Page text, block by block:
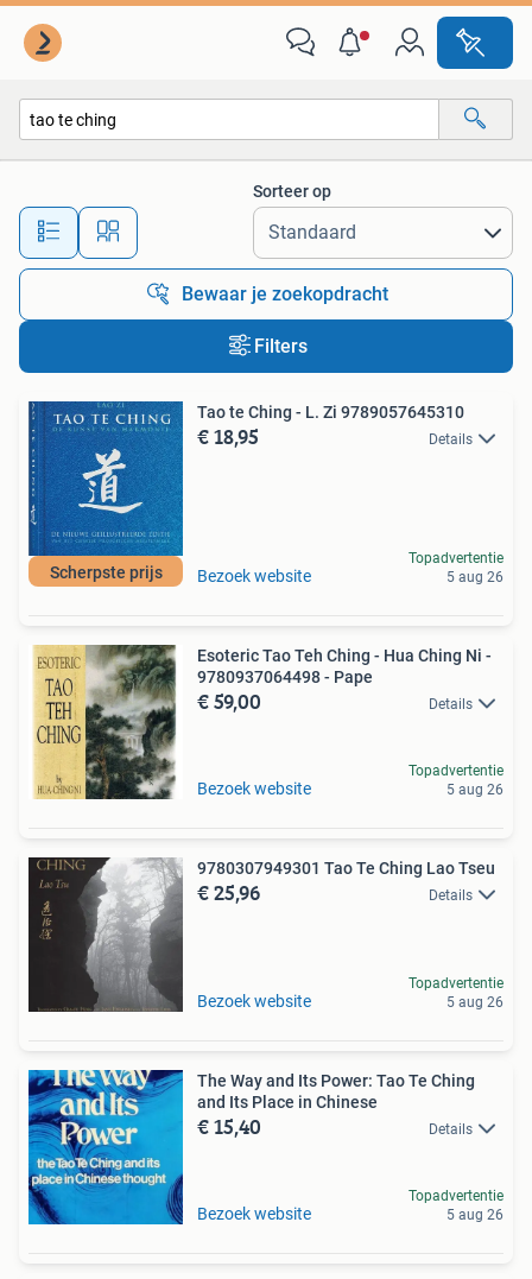
Alle afstanden…
Sorteer op
Bewaar je zoekopdracht
Filters
Scherpste prijs
Tao te Ching - L. Zi 9789057645310
€ 18,95 Details
Bezoek website
Topadvertentie
5 aug 26
Esoteric Tao Teh Ching - Hua Ching Ni -
9780937064498 - Pape
€ 59,00 Details
Bezoek website
Topadvertentie
5 aug 26
9780307949301 Tao Te Ching Lao Tseu
€ 25,96 Details
Bezoek website
Topadvertentie
5 aug 26
The Way and Its Power: Tao Te Ching
and Its Place in Chinese
€ 15,40 Details
Bezoek website
Topadvertentie
5 aug 26